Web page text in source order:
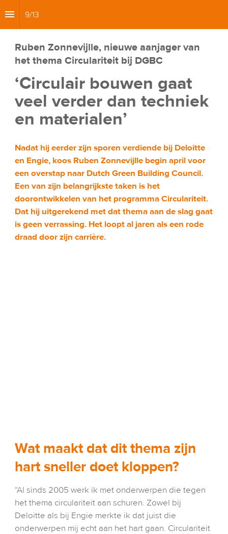
9/13
Ruben Zonnevijlle, nieuwe aanjager van
het thema Circulariteit bij DGBC
‘Circulair bouwen gaat
veel verder dan techniek
en materialen’
Nadat hij eerder zijn sporen verdiende bij Deloitte
en Engie, koos Ruben Zonnevijlle begin april voor
een overstap naar Dutch Green Building Council.
Een van zijn belangrijkste taken is het
doorontwikkelen van het programma Circulariteit.
Dat hij uitgerekend met dat thema aan de slag gaat
is geen verrassing. Het loopt al jaren als een rode
draad door zijn carrière.
Wat maakt dat dit thema zijn
hart sneller doet kloppen?
“Al sinds 2005 werk ik met onderwerpen die tegen
het thema circulariteit aan schuren. Zowel bij
Deloitte als bij Engie merkte ik dat juist die
onderwerpen mij echt aan het hart gaan. Circulariteit